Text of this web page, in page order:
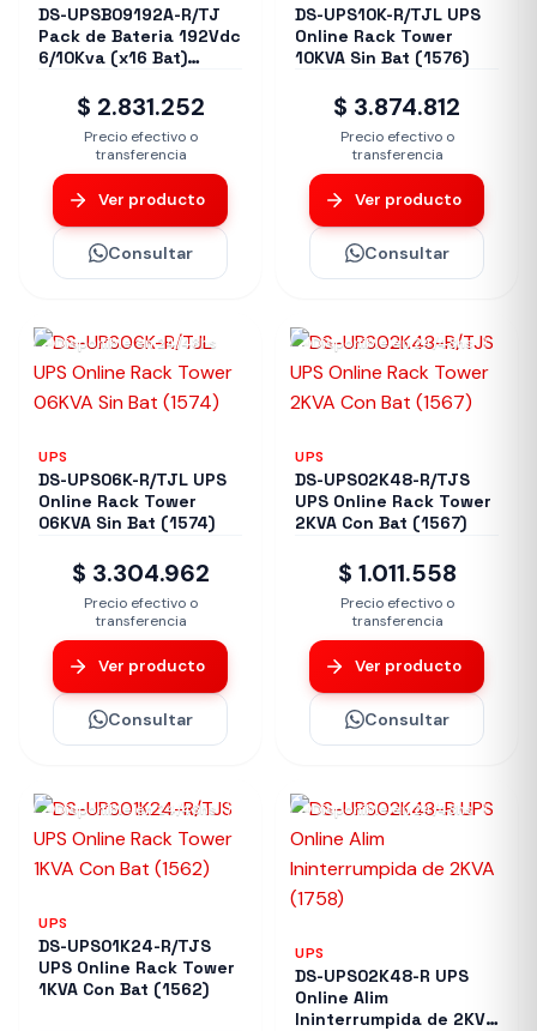
DS-UPSB09192A-R/TJ
Pack de Bateria 192Vdc
6/10Kva (x16 Bat)
$ 2.831.252
Precio efectivo o
transferencia
Ver producto
Consultar
DS-UPS10K-R/TJL UPS
Online Rack Tower
10KVA Sin Bat (1576)
$ 3.874.812
Precio efectivo o
transferencia
Ver producto
Consultar
Disponible en 24/48hs
UPS
DS-UPS06K-R/TJL UPS
Online Rack Tower
06KVA Sin Bat (1574)
$ 3.304.962
Precio efectivo o
transferencia
Ver producto
Consultar
Disponible en 24/48hs
UPS
DS-UPS02K48-R/TJS
UPS Online Rack Tower
2KVA Con Bat (1567)
$ 1.011.558
Precio efectivo o
transferencia
Ver producto
Consultar
Disponible en 24/48hs
UPS
DS-UPS01K24-R/TJS
UPS Online Rack Tower
1KVA Con Bat (1562)
Disponible en 24/48hs
UPS
DS-UPS02K48-R UPS
Online Alim
Ininterrumpida de 2KVA